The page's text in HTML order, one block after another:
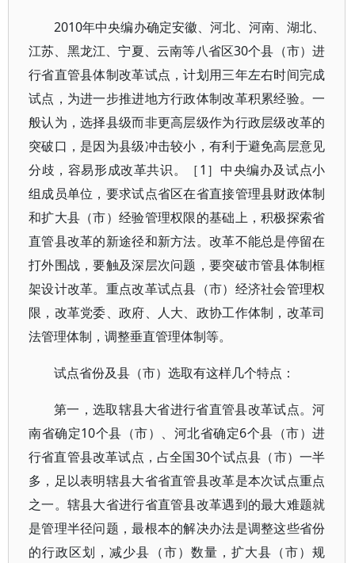
2010年中央编办确定安徽、河北、河南、湖北、
江苏、黑龙江、宁夏、云南等八省区30个县（市）进
行省直管县体制改革试点，计划用三年左右时间完成
试点，为进一步推进地方行政体制改革积累经验。一
般认为，选择县级而非更高层级作为行政层级改革的
突破口，是因为县级冲击较小，有利于避免高层意见
分歧，容易形成改革共识。［1］中央编办及试点小
组成员单位，要求试点省区在省直接管理县财政体制
和扩大县（市）经验管理权限的基础上，积极探索省
直管县改革的新途径和新方法。改革不能总是停留在
打外围战，要触及深层次问题，要突破市管县体制框
架设计改革。重点改革试点县（市）经济社会管理权
限，改革党委、政府、人大、政协工作体制，改革司
法管理体制，调整垂直管理体制等。
试点省份及县（市）选取有这样几个特点：
第一，选取辖县大省进行省直管县改革试点。河
南省确定10个县（市）、河北省确定6个县（市）进
行省直管县改革试点，占全国30个试点县（市）一半
多，足以表明辖县大省省直管县改革是本次试点重点
之一。辖县大省进行省直管县改革遇到的最大难题就
是管理半径问题，最根本的解决办法是调整这些省份
的行政区划，减少县（市）数量，扩大县（市）规